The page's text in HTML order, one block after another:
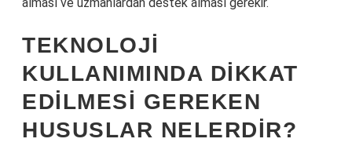
TEKNOLOJI
KULLANIMINDA DIKKAT
EDILMESI GEREKEN
HUSUSLAR NELERDIR?